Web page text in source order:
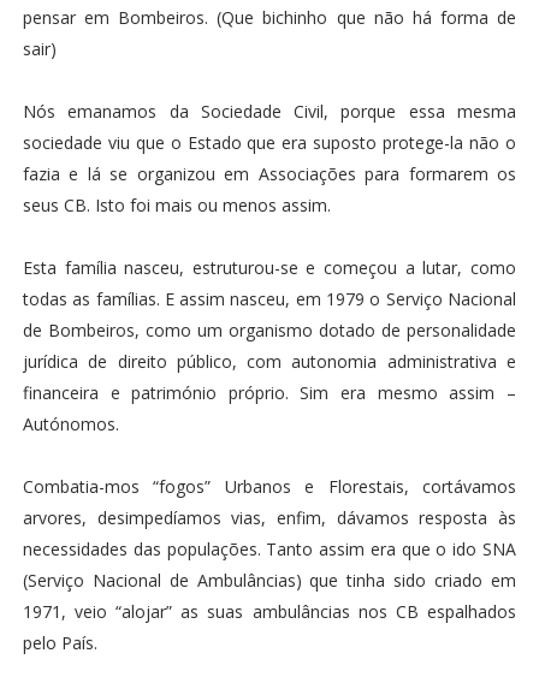
pensar em Bombeiros. (Que bichinho que não há forma de
sair)
Nós emanamos da Sociedade Civil, porque essa mesma
sociedade viu que o Estado que era suposto protege-la não o
fazia e lá se organizou em Associações para formarem os
seus CB. Isto foi mais ou menos assim.
Esta família nasceu, estruturou-se e começou a lutar, como
todas as famílias. E assim nasceu, em 1979 o Serviço Nacional
de Bombeiros, como um organismo dotado de personalidade
jurídica de direito público, com autonomia administrativa e
financeira e património próprio. Sim era mesmo assim –
Autónomos.
Combatia-mos “fogos” Urbanos e Florestais, cortávamos
arvores, desimpedíamos vias, enfim, dávamos resposta às
necessidades das populações. Tanto assim era que o ido SNA
(Serviço Nacional de Ambulâncias) que tinha sido criado em
1971, veio “alojar” as suas ambulâncias nos CB espalhados
pelo País.